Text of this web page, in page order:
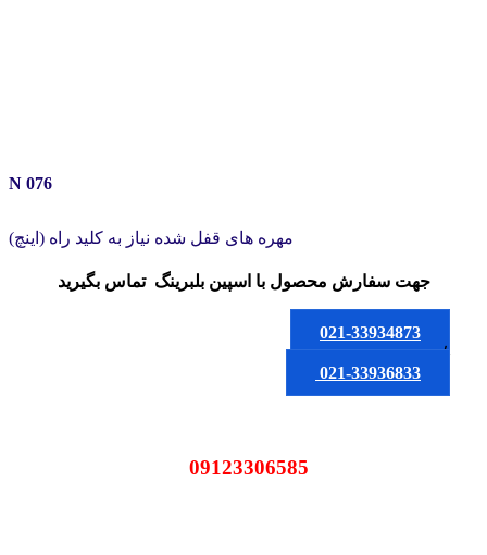
N 076
مهره های قفل شده نیاز به کلید راه (اینچ)
جهت سفارش محصولبا اسپین بلبرینگ تماس بگیرید
021-33934873
یا
021-33936833